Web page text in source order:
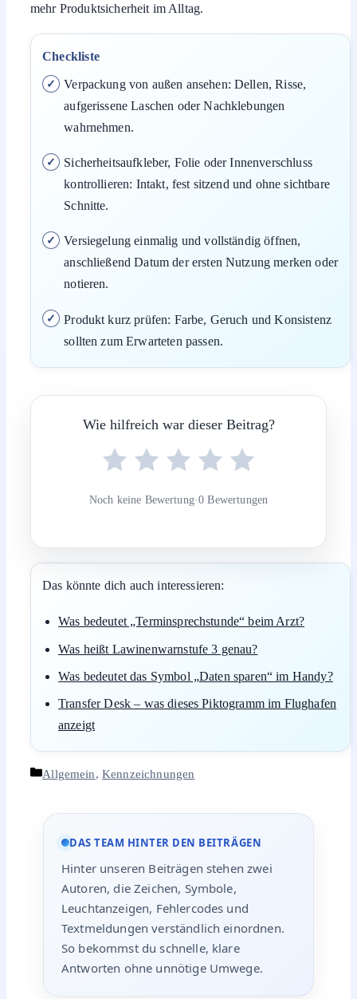
mehr Produktsicherheit im Alltag.
Checkliste
Verpackung von außen ansehen: Dellen, Risse,
aufgerissene Laschen oder Nachklebungen
wahrnehmen.
Sicherheitsaufkleber, Folie oder Innenverschluss
kontrollieren: Intakt, fest sitzend und ohne sichtbare
Schnitte.
Versiegelung einmalig und vollständig öffnen,
anschließend Datum der ersten Nutzung merken oder
notieren.
Produkt kurz prüfen: Farbe, Geruch und Konsistenz
sollten zum Erwarteten passen.
Wie hilfreich war dieser Beitrag?
Noch keine Bewertung·0 Bewertungen
Das könnte dich auch interessieren:
Was bedeutet „Terminsprechstunde“ beim Arzt?
Was heißt Lawinenwarnstufe 3 genau?
Was bedeutet das Symbol „Daten sparen“ im Handy?
Transfer Desk – was dieses Piktogramm im Flughafen
anzeigt
Kategorien
Allgemein, Kennzeichnungen
DAS TEAM HINTER DEN BEITRÄGEN
Hinter unseren Beiträgen stehen zwei
Autoren, die Zeichen, Symbole,
Leuchtanzeigen, Fehlercodes und
Textmeldungen verständlich einordnen.
So bekommst du schnelle, klare
Antworten ohne unnötige Umwege.